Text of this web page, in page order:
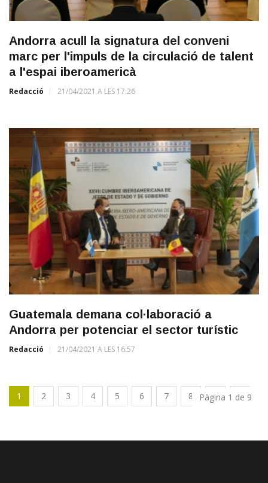
Andorra acull la signatura del conveni
marc per l'impuls de la circulació de talent
a l'espai iberoamericà
Redacció 21/04/2021 A LES 17:26
Guatemala demana col·laboració a
Andorra per potenciar el sector turístic
Redacció 21/04/2021 A LES 16:57
1 2 3 4 5 6 7 8 9
Pàgina 1 de 9